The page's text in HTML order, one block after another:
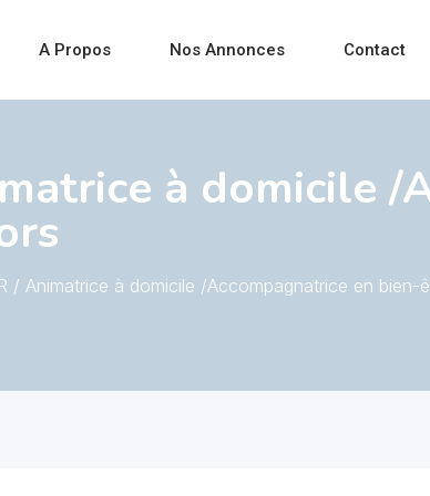
A Propos Nos Annonces Contact
à domicile /
/ Animatrice à domicile /Accompagnatrice en bien-